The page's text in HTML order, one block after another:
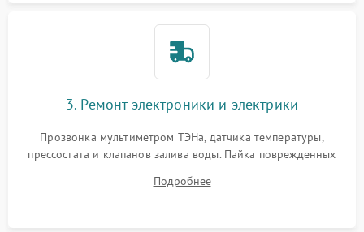
3. Ремонт электроники и электрики
Прозвонка мультиметром ТЭНа, датчика температуры,
прессостата и клапанов залива воды. Пайка поврежденных
Восстановление целостности проводки и контактов.
Подробнее